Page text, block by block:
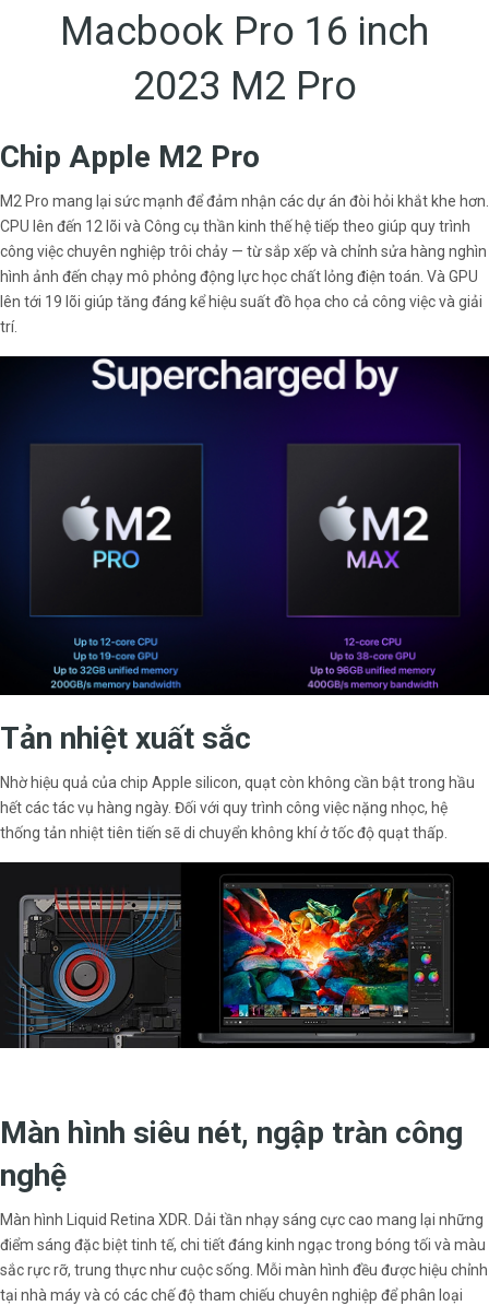
Macbook Pro 16 inch
2023 M2 Pro
Chip Apple M2 Pro
M2 Pro mang lại sức mạnh để đảm nhận các dự án đòi hỏi khắt khe hơn.
CPU lên đến 12 lõi và Công cụ thần kinh thế hệ tiếp theo giúp quy trình
công việc chuyên nghiệp trôi chảy — từ sắp xếp và chỉnh sửa hàng nghìn
hình ảnh đến chạy mô phỏng động lực học chất lỏng điện toán. Và GPU
lên tới 19 lõi giúp tăng đáng kể hiệu suất đồ họa cho cả công việc và giải
trí.
Tản nhiệt xuất sắc
Nhờ hiệu quả của chip Apple silicon, quạt còn không cần bật trong hầu
hết các tác vụ hàng ngày. Đối với quy trình công việc nặng nhọc, hệ
thống tản nhiệt tiên tiến sẽ di chuyển không khí ở tốc độ quạt thấp.
Màn hình siêu nét, ngập tràn công
nghệ
Màn hình Liquid Retina XDR. Dải tần nhạy sáng cực cao mang lại những
điểm sáng đặc biệt tinh tế, chi tiết đáng kinh ngạc trong bóng tối và màu
sắc rực rỡ, trung thực như cuộc sống. Mỗi màn hình đều được hiệu chỉnh
tại nhà máy và có các chế độ tham chiếu chuyên nghiệp để phân loại